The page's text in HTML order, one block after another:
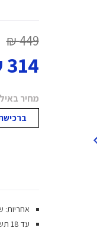
449 ₪
314 ₪
מחיר
ברכישת
אחריות:
עד 18 תשלומים ללא ריבית.